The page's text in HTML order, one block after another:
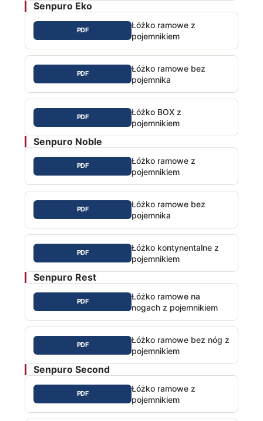
Senpuro Eko
PDF
Łóżko ramowe z
pojemnikiem
PDF
Łóżko ramowe bez
pojemnika
PDF
Łóżko BOX z
pojemnikiem
Senpuro Noble
PDF
Łóżko ramowe z
pojemnikiem
PDF
Łóżko ramowe bez
pojemnika
PDF
Łóżko kontynentalne z
pojemnikiem
Senpuro Rest
PDF
Łóżko ramowe na
nogach z pojemnikiem
PDF
Łóżko ramowe bez nóg z
pojemnikiem
Senpuro Second
PDF
Łóżko ramowe z
pojemnikiem